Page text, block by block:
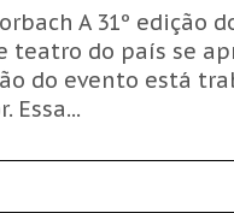
A 31º edição
teatro do país se
do evento está
Essa...